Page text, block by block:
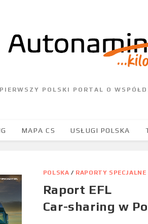
PIERWSZY POLSKI PORTAL O
MAPA CS USŁUGI POLSKA
POLSKA / RAPORTY SPECJALNE
Raport EFL
Car-sharing w